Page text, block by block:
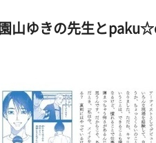
園山ゆきの先生と